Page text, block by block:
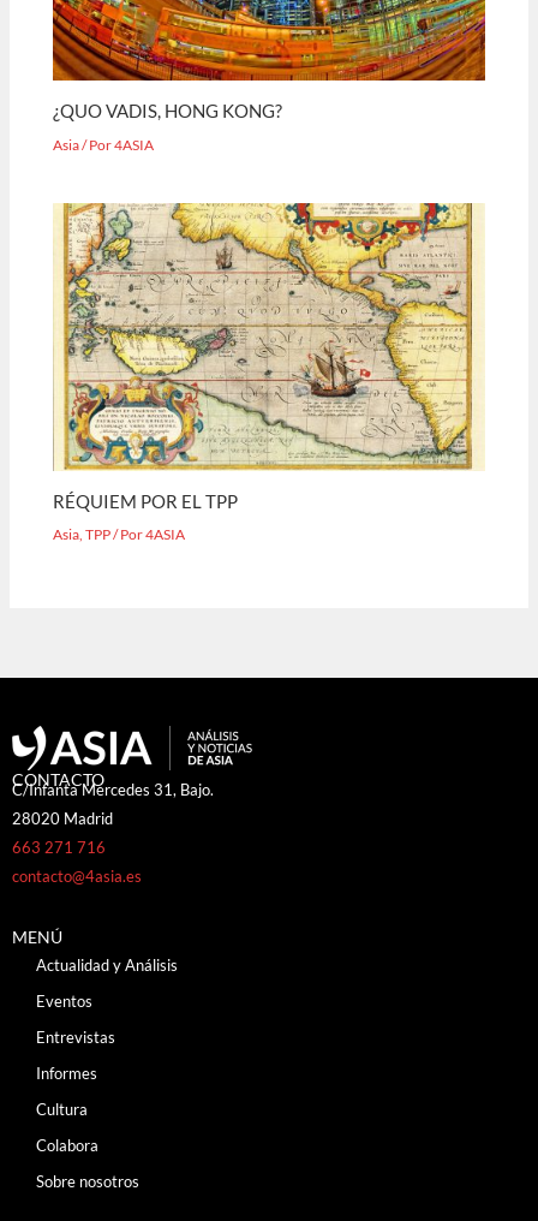
¿QUO VADIS, HONG KONG?
Asia/ Por4ASIA
RÉQUIEM POR EL TPP
Asia,TPP/ Por4ASIA
CONTACTO
C/Infanta Mercedes 31, Bajo.
28020 Madrid
663 271 716
contacto@4asia.es
MENÚ
Actualidad y Análisis
Eventos
Entrevistas
Informes
Cultura
Colabora
Sobre nosotros